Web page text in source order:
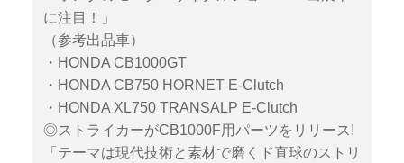
に注目！」
（参考出品車）
・HONDA CB1000GT
・HONDA CB750 HORNET E-Clutch
・HONDA XL750 TRANSALP E-Clutch
◎ストライカーがCB1000F用パーツをリリース!
「テーマは現代技術と素材で磨くド直球のストリ